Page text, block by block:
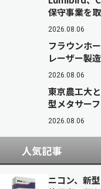
保守事業を
2026.08.06
フラウンホ
レーザー製
2026.08.06
東京農工大
型メタサー
2026.08.06
人気記事
ニコン、新